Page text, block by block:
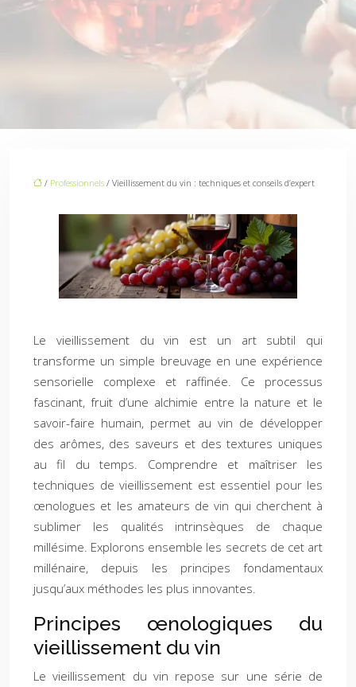
/ Professionnels / Vieillissement du vin : techniques et conseils d’expert
Le vieillissement du vin est un art subtil qui
transforme un simple breuvage en une expérience
sensorielle complexe et raffinée. Ce processus
fascinant, fruit d’une alchimie entre la nature et le
savoir-faire humain, permet au vin de développer
des arômes, des saveurs et des textures uniques
au fil du temps. Comprendre et maîtriser les
techniques de vieillissement est essentiel pour les
œnologues et les amateurs de vin qui cherchent à
sublimer les qualités intrinsèques de chaque
millésime. Explorons ensemble les secrets de cet art
millénaire, depuis les principes fondamentaux
jusqu’aux méthodes les plus innovantes.
Principes œnologiques du
vieillissement du vin
Le vieillissement du vin repose sur une série de